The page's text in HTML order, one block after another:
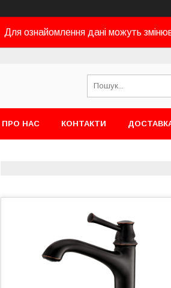
Для ознайомлення дані можуть
ПРО НАС КОНТАКТИ